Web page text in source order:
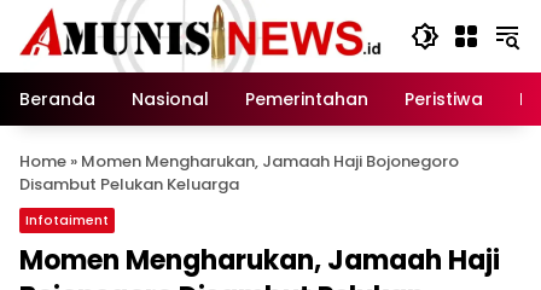
Langsung
konten
Beranda
Nasional Pemerintahan Peristiwa
Home » Momen Mengharukan, Jamaah Haji Bojonegoro
Disambut Pelukan Keluarga
Infotaiment
Momen Mengharukan, Jamaah Haji